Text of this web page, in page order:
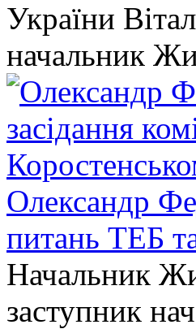
України
начальник
Олександр
питань ТЕБ
Начальник
заступник